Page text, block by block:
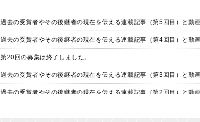
過去の受賞者やその後継者の現在を伝える連載記事（第5回目）と動
過去の受賞者やその後継者の現在を伝える連載記事（第4回目）と動
第20回の募集は終了しました。
過去の受賞者やその後継者の現在を伝える連載記事（第3回目）と動
過去の受賞者やその後継者の現在を伝える連載記事（第2回目）と動